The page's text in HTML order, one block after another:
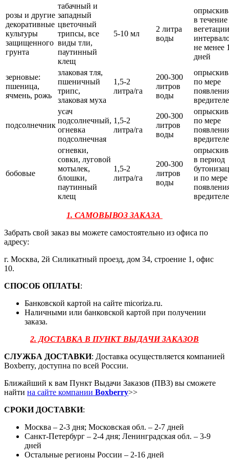
розы и другие
декоративные
культуры
защищенного
грунта
табачный и
западный
цветочный
трипсы, все
виды тли,
паутинный
клещ
5-10 мл
2 литра
воды
в течение
не менее
дней
зерновые:
пшеница,
ячмень, рожь
злаковая тля,
пшеничный
трипс,
злаковая муха
1,5-2
литра/га
200-300
литров
воды
по мере
подсолнечник
усач
подсолнечный,
огневка
подсолнечная
1,5-2
литра/га
200-300
литров
воды
по мере
бобовые
огневки,
совки, луговой
мотылек,
блошки,
паутинный
клещ
1,5-2
литра/га
200-300
литров
воды
в период
и по мере
1. САМОВЫВОЗ ЗАКАЗА
Забрать свой заказ вы можете самостоятельно из офиса по
адресу:
г. Москва, 2й Силикатный проезд, дом 34, строение 1, офис
10.
СПОСОБ ОПЛАТЫ:
Банковской картой на сайте micoriza.ru.
Наличными или банковской картой при получении
заказа.
2. ДОСТАВКА В ПУНКТ ВЫДАЧИ ЗАКАЗОВ
СЛУЖБА ДОСТАВКИ: Доставка осуществляется компанией
Boxberry, доступна по всей России.
Ближайший к вам Пункт Выдачи Заказов (ПВЗ) вы сможете
найти на сайте компании Boxberry>>
СРОКИ ДОСТАВКИ:
Москва – 2-3 дня; Московская обл. – 2-7 дней
Санкт-Петербург – 2-4 дня; Ленинградская обл. – 3-9
дней
Остальные регионы России – 2-16 дней